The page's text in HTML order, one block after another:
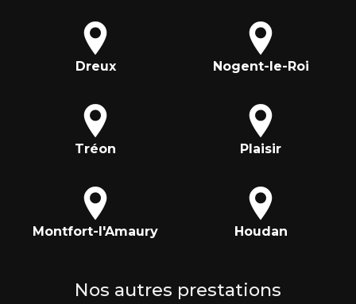
Dreux Nogent-le-Roi
Tréon Plaisir
Montfort-l'Amaury Houdan
Nos autres prestations